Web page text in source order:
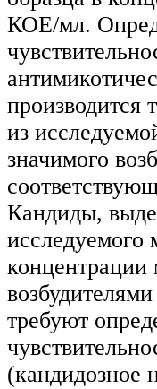
КОЕ/мл.
производится
из
значимого
Кандиды,
исследуемого
требуют
(кандидозное